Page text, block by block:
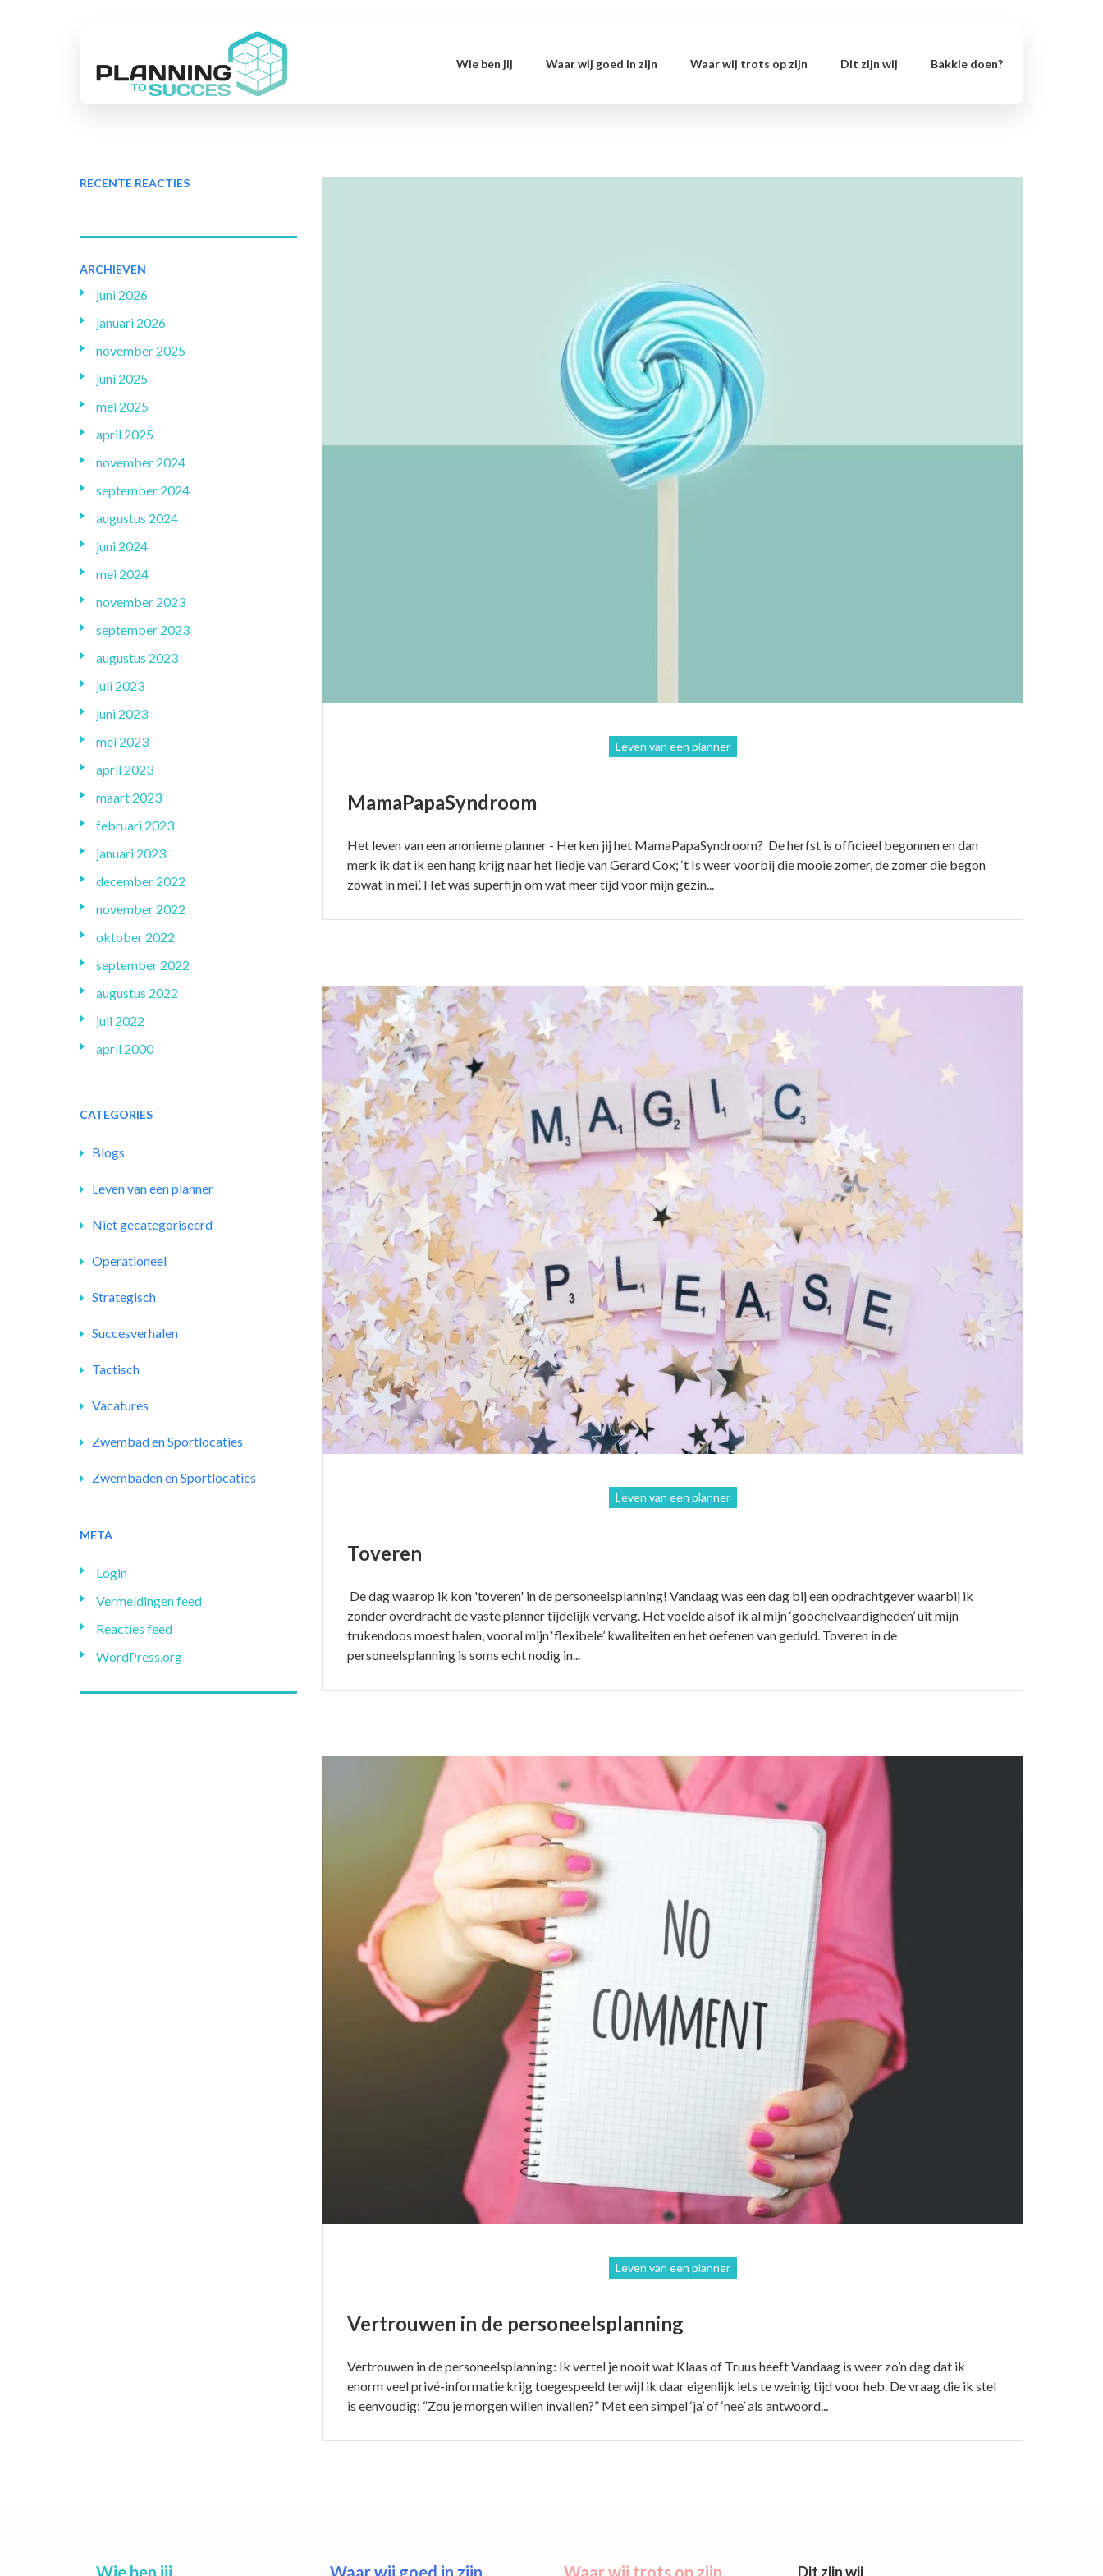
Wie ben jij Waar wij goed in zijn Waar wij trots op zijn Dit zijn wij Bakkie doen?
Leven van een planner
MamaPapaSyndroom
Het leven van een anonieme planner - Herken jij het MamaPapaSyndroom? De herfst is officieel begonnen en dan
merk ik dat ik een hang krijg naar het liedje van Gerard Cox; ‘t Is weer voorbij die mooie zomer, de zomer die begon
zowat in mei’. Het was superfijn om wat meer tijd voor mijn gezin...
Leven van een planner
Toveren
De dag waarop ik kon 'toveren' in de personeelsplanning! Vandaag was een dag bij een opdrachtgever waarbij ik
zonder overdracht de vaste planner tijdelijk vervang. Het voelde alsof ik al mijn ‘goochelvaardigheden’ uit mijn
trukendoos moest halen, vooral mijn ‘flexibele’ kwaliteiten en het oefenen van geduld. Toveren in de
personeelsplanning is soms echt nodig in...
Leven van een planner
Vertrouwen in de personeelsplanning
Vertrouwen in de personeelsplanning: Ik vertel je nooit wat Klaas of Truus heeft Vandaag is weer zo’n dag dat ik
enorm veel privé-informatie krijg toegespeeld terwijl ik daar eigenlijk iets te weinig tijd voor heb. De vraag die ik stel
is eenvoudig: “Zou je morgen willen invallen?” Met een simpel ‘ja’ of ‘nee’ als antwoord...
RECENTE REACTIES
ARCHIEVEN
juni 2026
januari 2026
november 2025
juni 2025
mei 2025
april 2025
november 2024
september 2024
augustus 2024
juni 2024
mei 2024
november 2023
september 2023
augustus 2023
juli 2023
juni 2023
mei 2023
april 2023
maart 2023
februari 2023
januari 2023
december 2022
november 2022
oktober 2022
september 2022
augustus 2022
juli 2022
april 2000
CATEGORIES
Blogs
Leven van een planner
Niet gecategoriseerd
Operationeel
Strategisch
Succesverhalen
Tactisch
Vacatures
Zwembad en Sportlocaties
Zwembaden en Sportlocaties
META
Login
Vermeldingen feed
Reacties feed
WordPress.org
Dit zijn wij